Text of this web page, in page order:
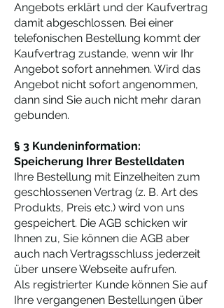
Angebots erklärt und der Kaufvertrag
damit abgeschlossen. Bei einer
telefonischen Bestellung kommt der
Kaufvertrag zustande, wenn wir Ihr
Angebot sofort annehmen. Wird das
Angebot nicht sofort angenommen,
dann sind Sie auch nicht mehr daran
gebunden.
§ 3 Kundeninformation:
Speicherung Ihrer Bestelldaten
Ihre Bestellung mit Einzelheiten zum
geschlossenen Vertrag (z. B. Art des
Produkts, Preis etc.) wird von uns
gespeichert. Die AGB schicken wir
Ihnen zu, Sie können die AGB aber
auch nach Vertragsschluss jederzeit
über unsere Webseite aufrufen.
Als registrierter Kunde können Sie auf
Ihre vergangenen Bestellungen über